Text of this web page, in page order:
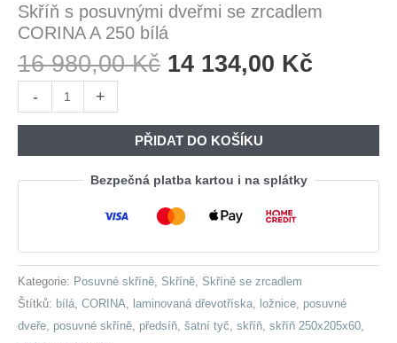
Skříň s posuvnými dveřmi se zrcadlem
CORINA A 250 bílá
16 980,00Kč Původní
16
980,00 Kč.
14 134,00 Kč
134,00
-
s
dveřmi
se
250
bílá
množství
+
PŘIDAT DO KOŠÍKU
Bezpečná platba kartou i na splátky
Kategorie: Posuvné skříně, Skříně, Skříně se zrcadlem
Štítků: bílá, CORINA, laminovaná dřevotříska, ložnice, posuvné
dveře, posuvné skříně, předsíň, šatní tyč, skříň, skříň 250x205x60,